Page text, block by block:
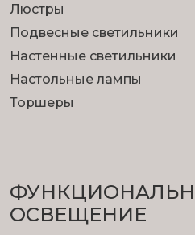
Люстры
Подвесные светильники
Настенные светильники
Настольные лампы
Торшеры
ОСВЕЩЕНИЕ